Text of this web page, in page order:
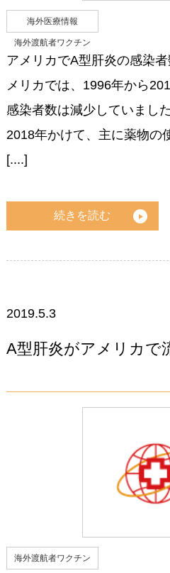
海外医療情報
海外渡航者ワクチン
アメリカでA型肝炎の感染
メリカでは、1996年から
感染者数は減少していまし
2018年かけて、主に薬物の
[....]
続きを読む
2019.5.3
A型肝炎がアメリカで
海外渡航者ワクチン